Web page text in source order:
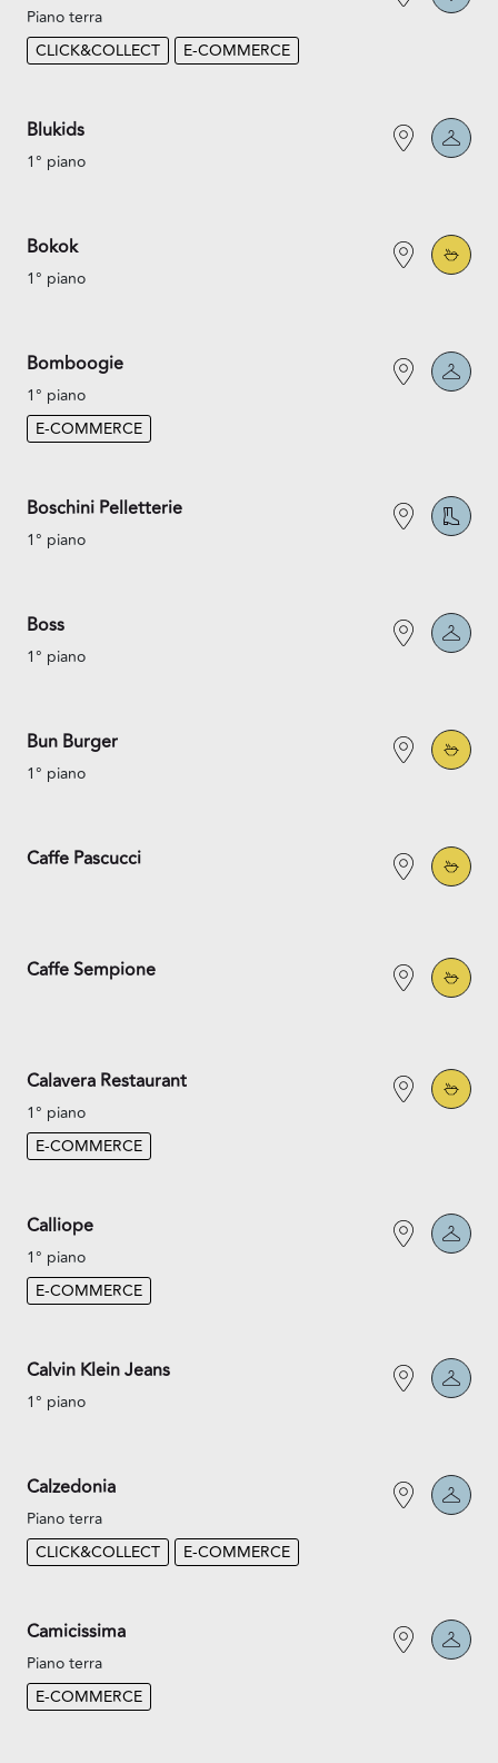
Piano terra
CLICK&COLLECT
E-COMMERCE
Blukids
1° piano
Bokok
1° piano
Bomboogie
1° piano
E-COMMERCE
Boschini Pelletterie
1° piano
Boss
1° piano
Bun Burger
1° piano
Caffe Pascucci
Caffe Sempione
Calavera Restaurant
1° piano
E-COMMERCE
Calliope
1° piano
E-COMMERCE
Calvin Klein Jeans
1° piano
Calzedonia
Piano terra
CLICK&COLLECT
E-COMMERCE
Camicissima
Piano terra
E-COMMERCE